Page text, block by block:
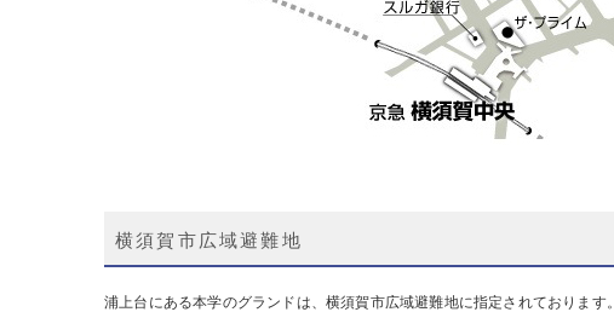
横須賀市広域避難地
浦上台にある本学のグランドは、横須賀市広域避難地に指定されております。